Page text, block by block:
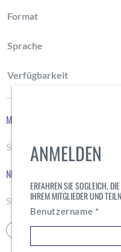
Format
Sprache
Verfügbarkeit
MITGLIED
Stk. Preis
NICHT-MITGLIED
Stk. Preis
ANMELDEN
ERFAHREN SIE SOGLEICH,
IHREM MITGLIEDER UND
Benutzername *